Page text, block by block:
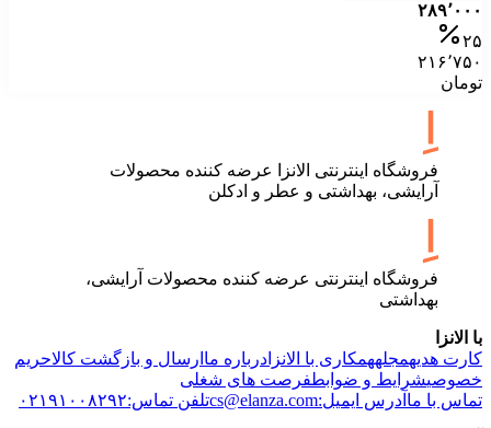
۲۸۹٬۰۰۰
۲۵
۲۱۶٬۷۵۰
تومان
فروشگاه اینترنتی الانزا عرضه کننده محصولات
آرایشی، بهداشتی و عطر و ادکلن
فروشگاه اینترنتی عرضه کننده محصولات آرایشی،
بهداشتی
با الانزا
کارت هدیهمجلههمکاری با الانزا درباره ما ارسال و بازگشت کالاحریم
خصوصیشرایط و ضوابطفرصت های شغلی
تماس با ما آدرس ایمیل:cs@elanza.com تلفن تماس:۰۲۱۹۱۰۰۸۲۹۲